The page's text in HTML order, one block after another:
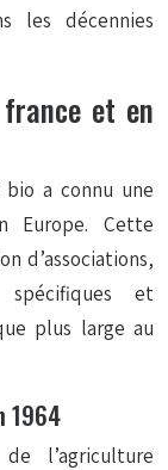
les décennies
france et en
a connu une
Europe. Cette
d’associations,
et
plus large au
1964
l’agriculture